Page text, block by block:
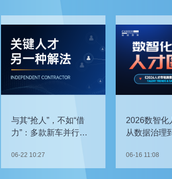
与其“抢人”，不如“借
力”：多款新车并行开
关键人才？
06-22 10:27
2026数智化
从数据治理
06-16 11:08